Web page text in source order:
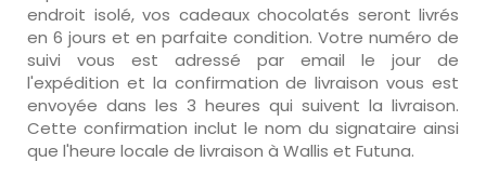
endroit isolé, vos cadeaux chocolatés seront livrés
en 6 jours et en parfaite condition. Votre numéro de
suivi vous est adressé par email le jour de
l'expédition et la confirmation de livraison vous est
envoyée dans les 3 heures qui suivent la livraison.
Cette confirmation inclut le nom du signataire ainsi
que l'heure locale de livraison à Wallis et Futuna.